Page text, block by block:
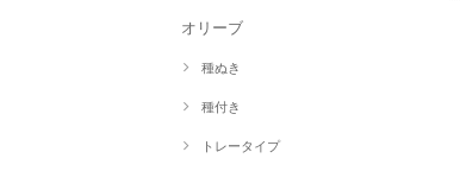
オリーブ
種ぬき
種付き
トレータイプ